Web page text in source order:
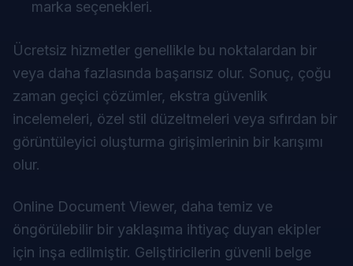
marka seçenekleri.
Ücretsiz hizmetler genellikle bu noktalardan bir
veya daha fazlasında başarısız olur. Sonuç, çoğu
zaman geçici çözümler, ekstra güvenlik
incelemeleri, özel stil düzeltmeleri veya sıfırdan bir
görüntüleyici oluşturma girişimlerinin bir karışımı
olur.
Online Document Viewer, daha temiz ve
öngörülebilir bir yaklaşıma ihtiyaç duyan ekipler
için inşa edilmiştir. Geliştiricilerin güvenli belge